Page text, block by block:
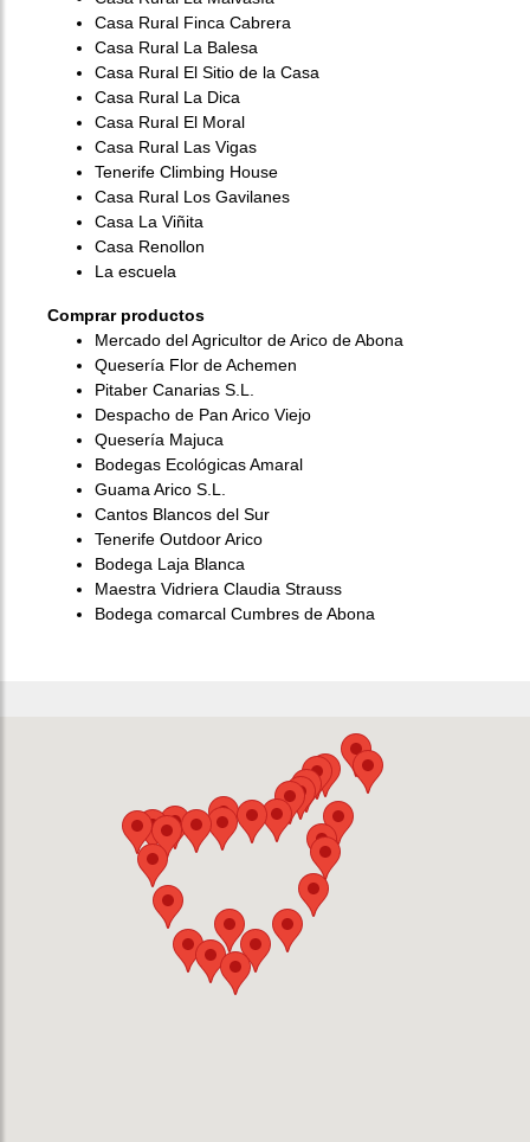
Casa Rural Finca Cabrera
Casa Rural La Balesa
Casa Rural El Sitio de la Casa
Casa Rural La Dica
Casa Rural El Moral
Casa Rural Las Vigas
Tenerife Climbing House
Casa Rural Los Gavilanes
Casa La Viñita
Casa Renollon
La escuela
Comprar productos
Mercado del Agricultor de Arico de Abona
Quesería Flor de Achemen
Pitaber Canarias S.L.
Despacho de Pan Arico Viejo
Quesería Majuca
Bodegas Ecológicas Amaral
Guama Arico S.L.
Cantos Blancos del Sur
Tenerife Outdoor Arico
Bodega Laja Blanca
Maestra Vidriera Claudia Strauss
Bodega comarcal Cumbres de Abona